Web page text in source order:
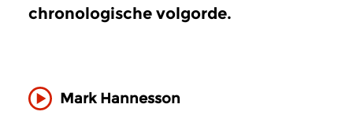
chronologische volgorde.
Mark Hannesson